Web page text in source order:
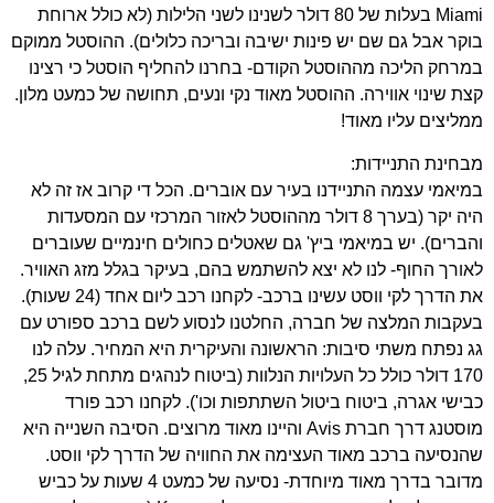
Miami בעלות של 80 דולר לשנינו לשני הלילות (לא כולל ארוחת
בוקר אבל גם שם יש פינות ישיבה ובריכה כלולים). ההוסטל ממוקם
במרחק הליכה מההוסטל הקודם- בחרנו להחליף הוסטל כי רצינו
קצת שינוי אווירה. ההוסטל מאוד נקי ונעים, תחושה של כמעט מלון.
ממליצים עליו מאוד!
מבחינת התניידות:
במיאמי עצמה התניידנו בעיר עם אוברים. הכל די קרוב אז זה לא
היה יקר (בערך 8 דולר מההוסטל לאזור המרכזי עם המסעדות
והברים). יש במיאמי ביץ' גם שאטלים כחולים חינמיים שעוברים
לאורך החוף- לנו לא יצא להשתמש בהם, בעיקר בגלל מזג האוויר.
את הדרך לקי ווסט עשינו ברכב- לקחנו רכב ליום אחד (24 שעות).
בעקבות המלצה של חברה, החלטנו לנסוע לשם ברכב ספורט עם
גג נפתח משתי סיבות: הראשונה והעיקרית היא המחיר. עלה לנו
170 דולר כולל כל העלויות הנלוות (ביטוח לנהגים מתחת לגיל 25,
כבישי אגרה, ביטוח ביטול השתתפות וכו'). לקחנו רכב פורד
מוסטנג דרך חברת Avis והיינו מאוד מרוצים. הסיבה השנייה היא
שהנסיעה ברכב מאוד העצימה את החוויה של הדרך לקי ווסט.
מדובר בדרך מאוד מיוחדת- נסיעה של כמעט 4 שעות על כביש